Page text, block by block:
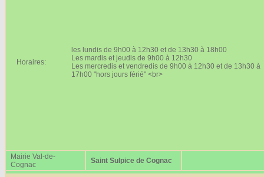
Horaires:
les lundis de 9h00 à 12h30 et de 13h30 à 18h00
Les mardis et jeudis de 9h00 à 12h30
Les mercredis et vendredis de 9h00 à 12h30 et de 13h30 à
17h00 "hors jours férié" <br>
Mairie Val-de-
Cognac
Saint Sulpice de Cognac